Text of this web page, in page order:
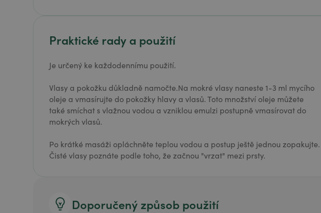
Praktické rady a použití
Je určený ke každodennímu použití.
Vlasy a pokožku důkladně namočte.Na mokré vlasy naneste 1-3 ml mycího
oleje a vmasírujte do pokožky hlavy a vlasů. Toto množství oleje můžete
také smíchat s vlažnou vodou a vzniklou emulzi postupně vmasírovat do
mokrých vlasů.
Po krátké masáži opláchněte teplou vodou a postup ještě jednou zopakujte.
Čisté vlasy poznáte podle toho, že začnou "vrzat" mezi prsty.
Doporučený způsob použití